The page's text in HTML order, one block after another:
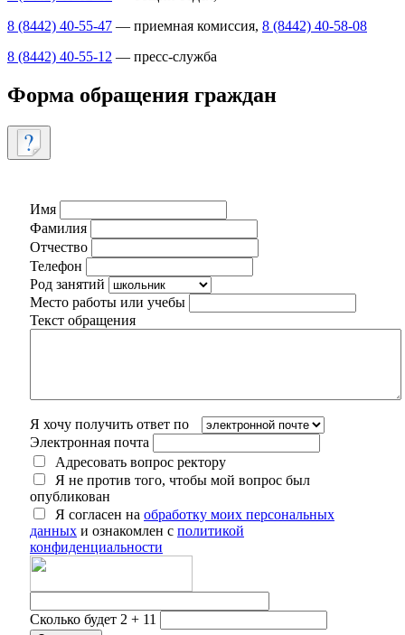
8 (8442) 40-55-47 — приемная комиссия, 8 (8442) 40-58-08
8 (8442) 40-55-12 — пресс-служба
Форма обращения граждан
Имя
Фамилия
Отчество
Телефон
Род занятий
Место работы или учебы
Текст обращения
Я хочу получить ответ по
Электронная почта
Адресовать вопрос ректору
Я не против того, чтобы мой вопрос был
опубликован
Я согласен на обработку моих персональных
данных и ознакомлен с политикой
конфиденциальности
Сколько будет 2 + 11